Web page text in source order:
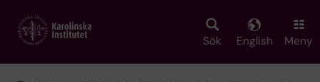
main
Sök English Meny